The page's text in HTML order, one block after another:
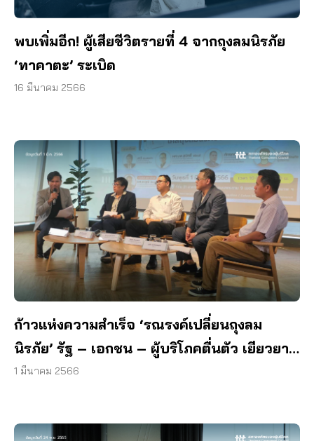
พบเพิ่มอีก! ผู้เสียชีวิตรายที่ 4 จากถุงลมนิรภัย
‘ทาคาตะ’ ระเบิด
16 มีนาคม 2566
ก้าวแห่งความสำเร็จ ‘รณรงค์เปลี่ยนถุงลม
นิรภัย’ รัฐ – เอกชน – ผู้บริโภคตื่นตัว เยียวยา
แล้วกว่า 7 ล้านบาท
1 มีนาคม 2566